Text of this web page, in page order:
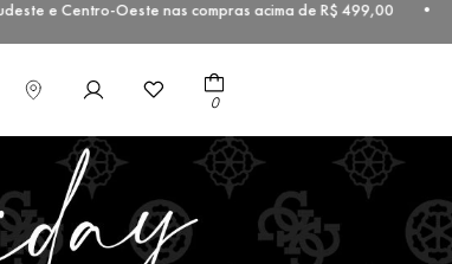
Oeste nas compras acima de R$ 499,00
procura?
0